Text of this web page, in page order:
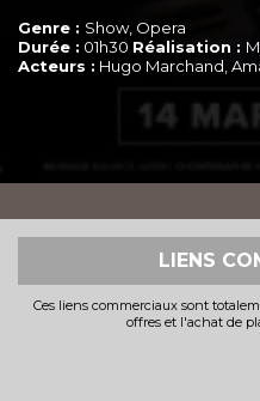
Genre : Show, Opera
Durée : 01h30 Réalisation :
Acteurs : Hugo Marchand,
LIENS
Ces liens commerciaux sont
offres et l'achat de